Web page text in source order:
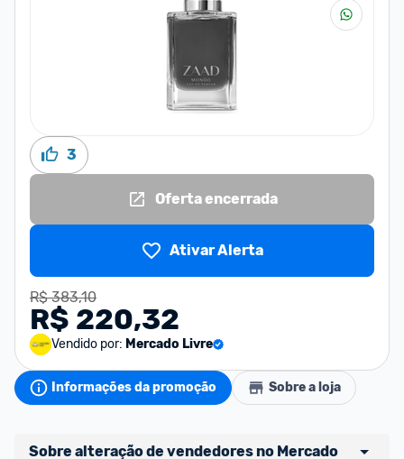
3
Oferta encerrada
Ativar Alerta
R$ 383,10
R$ 220,32
Vendido por: Mercado Livre
Informações da promoção Sobre a loja
Sobre alteração de vendedores no Mercado